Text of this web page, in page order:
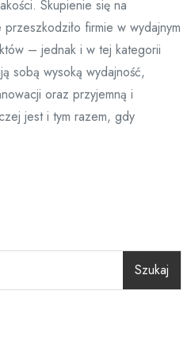
Skupienie się na
firmie w wydajnym
– jednak i w tej kategorii
sobą wysoką wydajność,
oraz przyjemną i
jest i tym razem, gdy
Szukaj